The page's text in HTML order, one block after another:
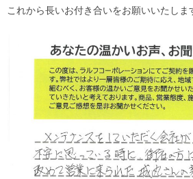
これから長いお付き合いをお願いいたしま